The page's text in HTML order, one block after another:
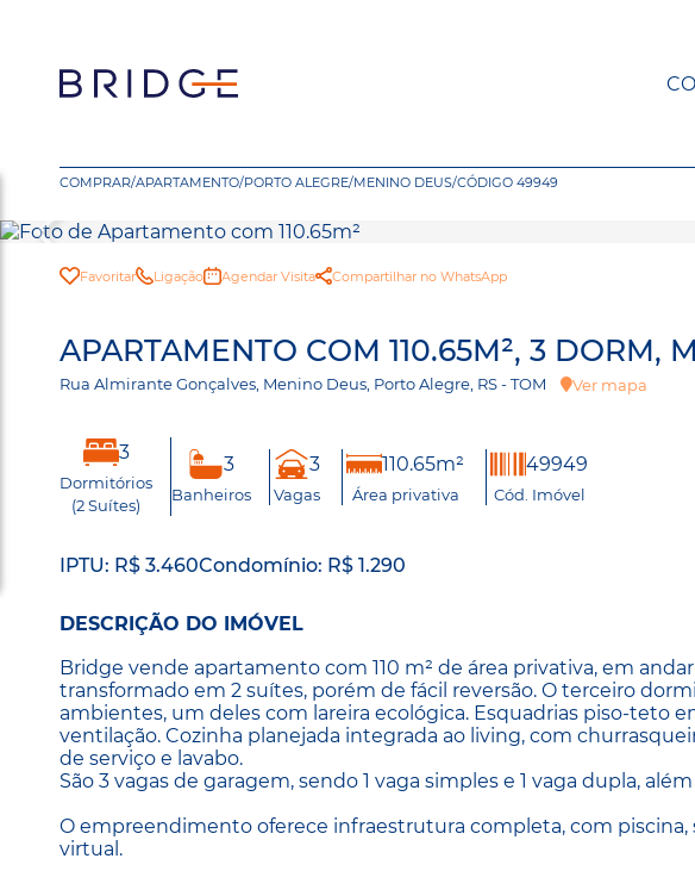
COMPRAR/APARTAMENTO/PORTO ALEGRE/MENINO DEUS/CÓDIGO 49949
Favoritar Ligação Agendar Visita Compartilhar no WhatsApp
APARTAMENTO COM 110.65M², 3 DORM,
Rua Almirante Gonçalves, Menino Deus, Porto Alegre, RS - TOM Ver mapa
3
Dormitórios
(2 Suítes)
3
Banheiros
3
Vagas
110.65m²
Área privativa
49949
Cód. Imóvel
IPTU: R$ 3.460Condomínio: R$ 1.290
DESCRIÇÃO DO IMÓVEL
Bridge vende apartamento com 110 m² de área privativa, em
transformado em 2 suítes, porém de fácil reversão. O terceiro
ambientes, um deles com lareira ecológica. Esquadrias piso-teto
ventilação. Cozinha planejada integrada ao living, com
de serviço e lavabo.
São 3 vagas de garagem, sendo 1 vaga simples e 1 vaga dupla,
O empreendimento oferece infraestrutura completa, com piscina,
virtual.